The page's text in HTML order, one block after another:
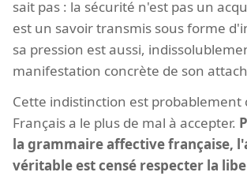
sait pas : la sécurité n'est pas un
est un savoir transmis sous forme
sa pression est aussi,
manifestation concrète de son
Cette indistinction est probablement
Français a le plus de mal à accepter.
la grammaire affective française,
véritable est censé respecter la